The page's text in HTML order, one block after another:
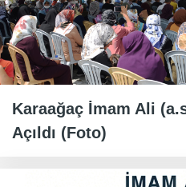
Karaağaç İmam Ali
Açıldı (Foto)